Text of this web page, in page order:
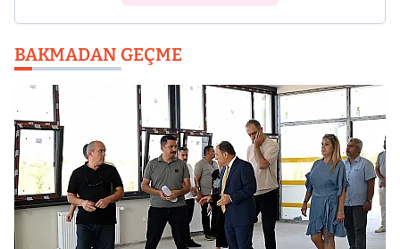
BAKMADAN GEÇME